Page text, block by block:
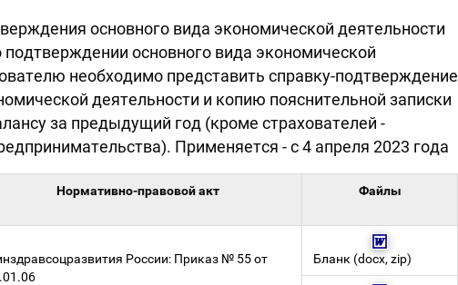
основного вида экономической деятельности
основного вида экономической
необходимо представить справку-подтверждение
деятельности и копию пояснительной записки
за предыдущий год (кроме страхователей -
Применяется - с 4 апреля 2023 года
Нормативно-правовой акт Файлы
России: Приказ № 55 от
Бланк (docx, zip)